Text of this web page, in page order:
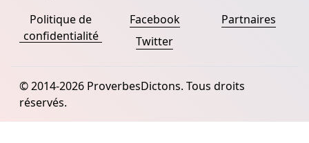
Politique de
confidentialité
Facebook
Twitter
Partnaires
© 2014-2026 ProverbesDictons. Tous droits
réservés.